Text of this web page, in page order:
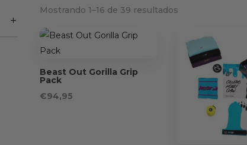
Mostrando 1–16 de 39 resultadosOrdenado
precio:
alto
Beast Out Gorilla Grip
Pack
€94,95